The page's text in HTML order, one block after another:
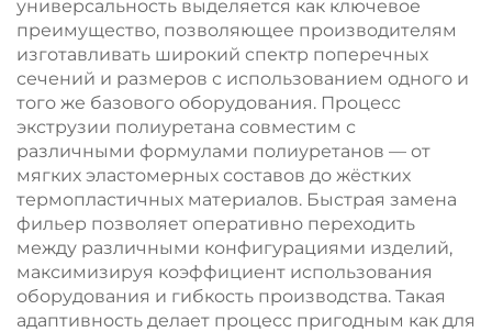
универсальность выделяется как ключевое
преимущество, позволяющее производителям
изготавливать широкий спектр поперечных
сечений и размеров с использованием одного и
того же базового оборудования. Процесс
экструзии полиуретана совместим с
различными формулами полиуретанов — от
мягких эластомерных составов до жёстких
термопластичных материалов. Быстрая замена
фильер позволяет оперативно переходить
между различными конфигурациями изделий,
максимизируя коэффициент использования
оборудования и гибкость производства. Такая
адаптивность делает процесс пригодным как для